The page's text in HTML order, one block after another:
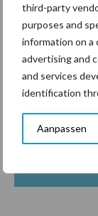
third-party
purposes and
information on a
advertising and
and services
identification
Aanpassen